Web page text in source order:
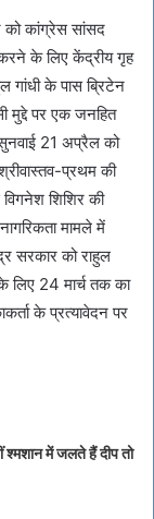
को कांग्रेस सांसद
करने के लिए केंद्रीय गृह
गांधी के पास ब्रिटेन
मुद्दे पर एक जनहित
21 अप्रैल को
प्रथम की
शिशिर की
मामले में
सरकार को राहुल
के लिए 24 मार्च तक का
के प्रत्यावेदन पर
श्मशान में जलते हैं दीप तो